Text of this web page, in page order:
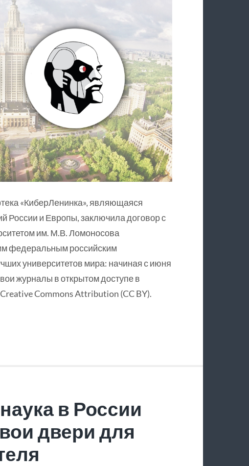
«КиберЛенинка», являющаяся
России и Европы, заключила договор с
им. М.В. Ломоносова
федеральным российским
университетов мира: начиная с июня
журналы в открытом доступе в
Commons Attribution (CC BY).
в России
двери для